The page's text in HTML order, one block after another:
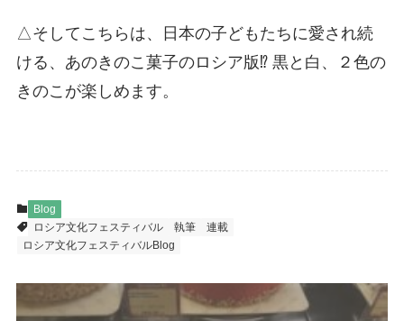
△そしてこちらは、日本の子どもたちに愛され続
ける、あのきのこ菓子のロシア版⁉︎ 黒と白、２色の
きのこが楽しめます。
Blog
ロシア文化フェスティバル
執筆
連載
ロシア文化フェスティバルBlog